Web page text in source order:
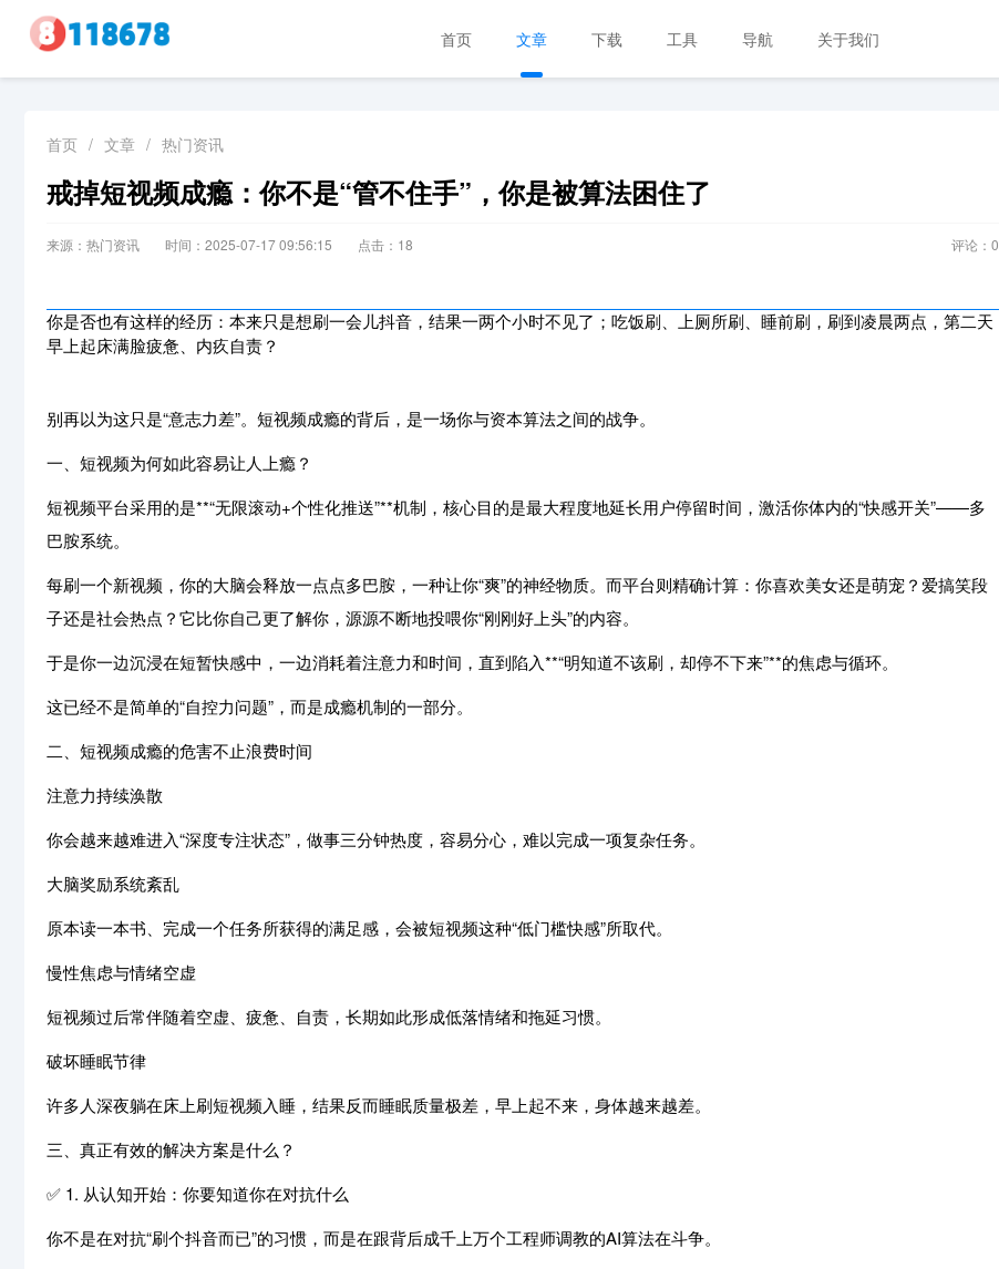
首页 文章 下载 工具 导航 关于我们
首页 / 文章 / 热门资讯
戒掉短视频成瘾：你不是“管不住手”，你是被算法困住了
来源：热门资讯 时间：2025-07-17 09:56:15 点击： 18 评论： 0
你是否也有这样的经历：本来只是想刷一会儿抖音，结果一两个小时不见了；吃饭刷、上厕所刷、睡前刷，刷到凌晨两点，第二天
早上起床满脸疲惫、内疚自责？
别再以为这只是“意志力差”。短视频成瘾的背后，是一场你与资本算法之间的战争。
一、短视频为何如此容易让人上瘾？
短视频平台采用的是**“无限滚动+个性化推送”**机制，核心目的是最大程度地延长用户停留时间，激活你体内的“快感开关”——多
巴胺系统。
每刷一个新视频，你的大脑会释放一点点多巴胺，一种让你“爽”的神经物质。而平台则精确计算：你喜欢美女还是萌宠？爱搞笑段
子还是社会热点？它比你自己更了解你，源源不断地投喂你“刚刚好上头”的内容。
于是你一边沉浸在短暂快感中，一边消耗着注意力和时间，直到陷入**“明知道不该刷，却停不下来”**的焦虑与循环。
这已经不是简单的“自控力问题”，而是成瘾机制的一部分。
二、短视频成瘾的危害不止浪费时间
注意力持续涣散
你会越来越难进入“深度专注状态”，做事三分钟热度，容易分心，难以完成一项复杂任务。
大脑奖励系统紊乱
原本读一本书、完成一个任务所获得的满足感，会被短视频这种“低门槛快感”所取代。
慢性焦虑与情绪空虚
短视频过后常伴随着空虚、疲惫、自责，长期如此形成低落情绪和拖延习惯。
破坏睡眠节律
许多人深夜躺在床上刷短视频入睡，结果反而睡眠质量极差，早上起不来，身体越来越差。
三、真正有效的解决方案是什么？
✅ 1. 从认知开始：你要知道你在对抗什么
你不是在对抗“刷个抖音而已”的习惯，而是在跟背后成千上万个工程师调教的AI算法在斗争。